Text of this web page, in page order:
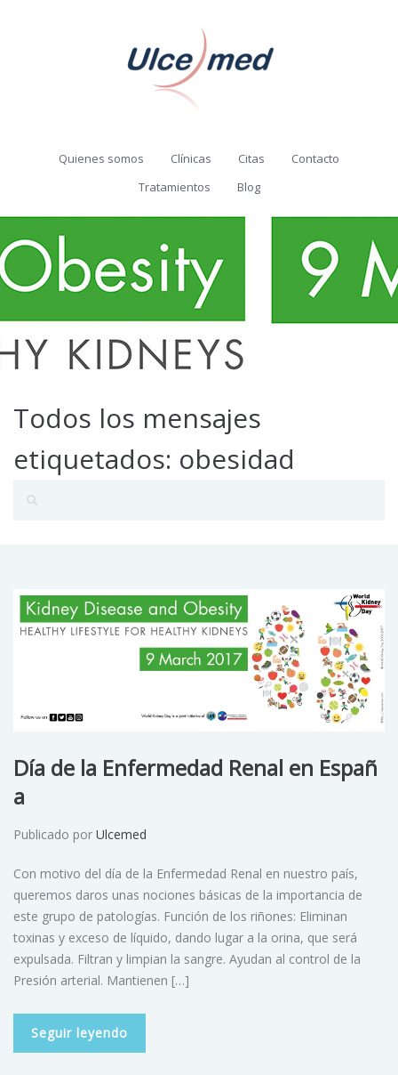
Quienes somos Clínicas Citas
Contacto
Tratamientos
Blog
Todos los mensajes
etiquetados: obesidad
Día de la Enfermedad Renal en Españ
a
Publicado por Ulcemed
Con motivo del día de la Enfermedad Renal en nuestro país,
queremos daros unas nociones básicas de la importancia de
este grupo de patologías. Función de los riñones: Eliminan
toxinas y exceso de líquido, dando lugar a la orina, que será
expulsada. Filtran y limpian la sangre. Ayudan al control de la
Presión arterial. Mantienen […]
Seguir leyendo